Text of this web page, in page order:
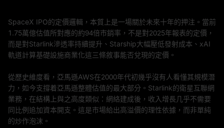
SpaceX IPO的定價邏輯，本質上是一場關於未來十年的押注。當前
1.75萬億估值所對應的約94倍市銷率，不是對2025年報表的定價，
而是對Starlink滲透率持續提升、Starship大幅壓低發射成本、xAI
軌道計算基礎設施商業化這三條敘事能否兌現的定價。
從歷史維度看，亞馬遜AWS在2000年代初幾乎沒有人看懂其規模潛
力，如今支撐着亞馬遜整體估值的最大部分。Starlink的衛星互聯網
業務，在結構上與之高度類似：網絡建成後，收入增長几乎不需要
同比例追加資本開支。這是市場給出高溢價的理性依據，而非單純
的炒作泡沫。